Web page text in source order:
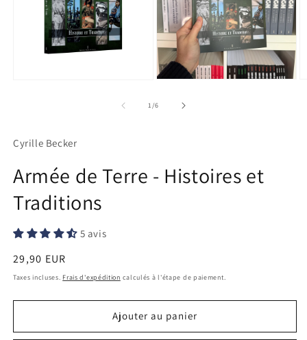
fenêtre
média
1/de
6
Cyrille Becker
Armée de Terre - Histoires et
Traditions
5 avis
Prix
habituel
29,90 EUR
Taxes incluses. Frais d'expédition calculés à l'étape de paiement.
Ajouter au panier